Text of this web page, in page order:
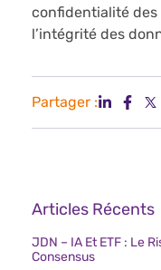
confidentialité
l’intégrité des
Partager :
Articles Récents
JDN – IA Et ETF : Le
Consensus